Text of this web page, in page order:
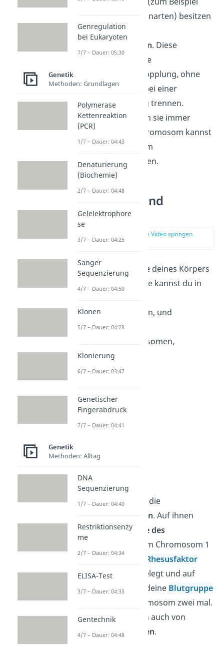
verschiedene Mückenarten) besitzen
auch sogenannte
Riesenchromosomen. Diese
entstehen durch eine
Chromosomenverdopplung, ohne
dass sich diese wie bei einer
normalen Zellteilung trennen.
Stattdessen wachsen sie immer
weiter. Ein Riesenchromosom kannst
du sogar unter einem
Lichtmikroskop
sehen.
Autosomen und
Gonosomen
zur Stelle im Video springen
(03:49)
Du hast in jeder Zelle deines Körpers
Chromosomen. Diese kannst du in
Körperchromosomen, und
Gonosomen, die
Geschlechtschromosomen,
unterteilen.
Autosomen
Die Autosomen sind die
Körperchromosomen. Auf ihnen
liegen alleMerkmale des
. Auf dem Chromosom 1
ist zum Beispiel der
Rhesusfaktor
deines Blutes festgelegt und auf
dem Chromosom 9 deine Blutgruppe
. Du hast jedes Chromosom zwei mal.
Deshalb spricht man auch von
Chromosomenpaaren.
Genregulation
bei Eukaryoten
7/7 – Dauer: 05:30
Genetik
Methoden: Grundlagen
Polymerase
Kettenreaktion
(PCR)
1/7 – Dauer: 04:43
Denaturierung
(Biochemie)
2/7 – Dauer: 04:48
Gelelektrophore
se
3/7 – Dauer: 04:25
Sanger
Sequenzierung
4/7 – Dauer: 04:50
Klonen
5/7 – Dauer: 04:28
Klonierung
6/7 – Dauer: 03:47
Genetischer
Fingerabdruck
7/7 – Dauer: 04:41
Genetik
Methoden: Alltag
DNA
Sequenzierung
1/7 – Dauer: 04:40
Restriktionsenzy
me
2/7 – Dauer: 04:34
ELISA-Test
3/7 – Dauer: 04:33
Gentechnik
4/7 – Dauer: 04:48